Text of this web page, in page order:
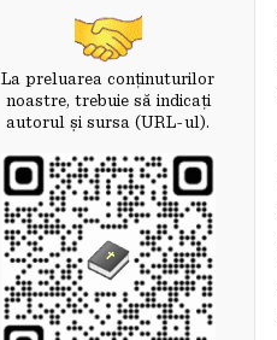
La preluarea conținuturilor
noastre, trebuie să indicaţi
autorul și sursa (URL-ul).